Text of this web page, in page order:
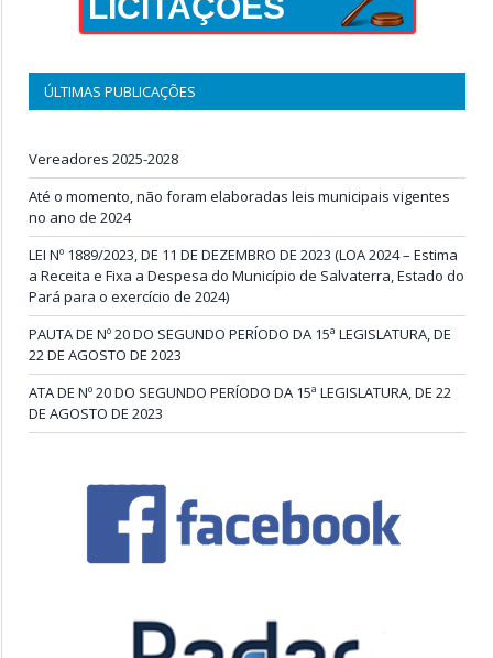
LICITAÇÕES
ÚLTIMAS PUBLICAÇÕES
Vereadores 2025-2028
Até o momento, não foram elaboradas leis municipais vigentes
no ano de 2024
LEI Nº 1889/2023, DE 11 DE DEZEMBRO DE 2023 (LOA 2024 – Estima
a Receita e Fixa a Despesa do Município de Salvaterra, Estado do
Pará para o exercício de 2024)
PAUTA DE Nº 20 DO SEGUNDO PERÍODO DA 15ª LEGISLATURA, DE
22 DE AGOSTO DE 2023
ATA DE Nº 20 DO SEGUNDO PERÍODO DA 15ª LEGISLATURA, DE 22
DE AGOSTO DE 2023